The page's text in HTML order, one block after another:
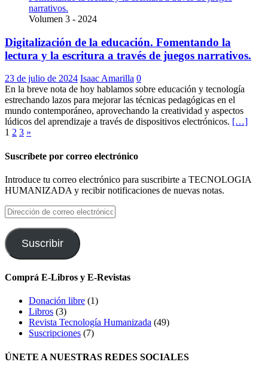
Volumen 3 - 2024
Digitalización de la educación. Fomentando la
lectura y la escritura a través de juegos narrativos.
23 de julio de 2024 Isaac Amarilla 0
En la breve nota de hoy hablamos sobre educación y tecnología
estrechando lazos para mejorar las técnicas pedagógicas en el
mundo contemporáneo, aprovechando la creatividad y aspectos
lúdicos del aprendizaje a través de dispositivos electrónicos. […]
Paginación
de
1 2 3 »
Suscríbete por correo electrónico
Introduce tu correo electrónico para suscribirte a TECNOLOGIA
HUMANIZADA y recibir notificaciones de nuevas notas.
Dirección
de
correo
electrónico
Suscribir
Comprá E-Libros y E-Revistas
Donación libre (1)
Libros (3)
Revista Tecnología Humanizada (49)
Suscripciones (7)
ÚNETE A NUESTRAS REDES SOCIALES